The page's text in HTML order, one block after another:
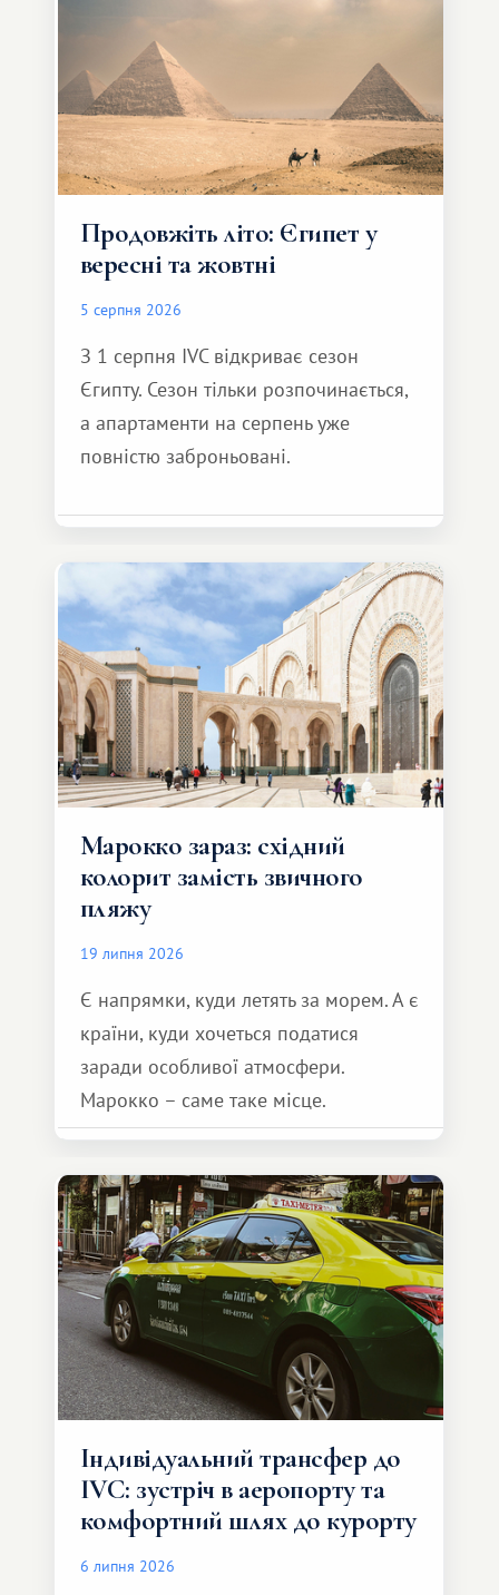
Продовжіть літо: Єгипет у
вересні та жовтні
5 серпня 2026
З 1 серпня IVC відкриває сезон
Єгипту. Сезон тільки розпочинається,
а апартаменти на серпень уже
повністю заброньовані.
Марокко зараз: східний
колорит замість звичного
пляжу
19 липня 2026
Є напрямки, куди летять за морем. А є
країни, куди хочеться податися
заради особливої ​​атмосфери.
Марокко – саме таке місце.
Індивідуальний трансфер до
IVC: зустріч в аеропорту та
комфортний шлях до курорту
6 липня 2026